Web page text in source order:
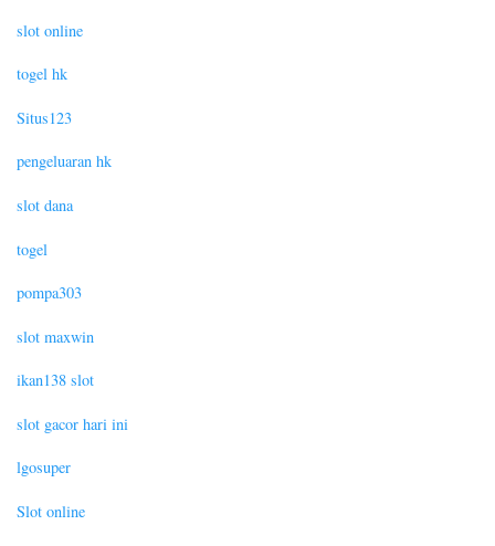
slot online
togel hk
Situs123
pengeluaran hk
slot dana
togel
pompa303
slot maxwin
ikan138 slot
slot gacor hari ini
lgosuper
Slot online